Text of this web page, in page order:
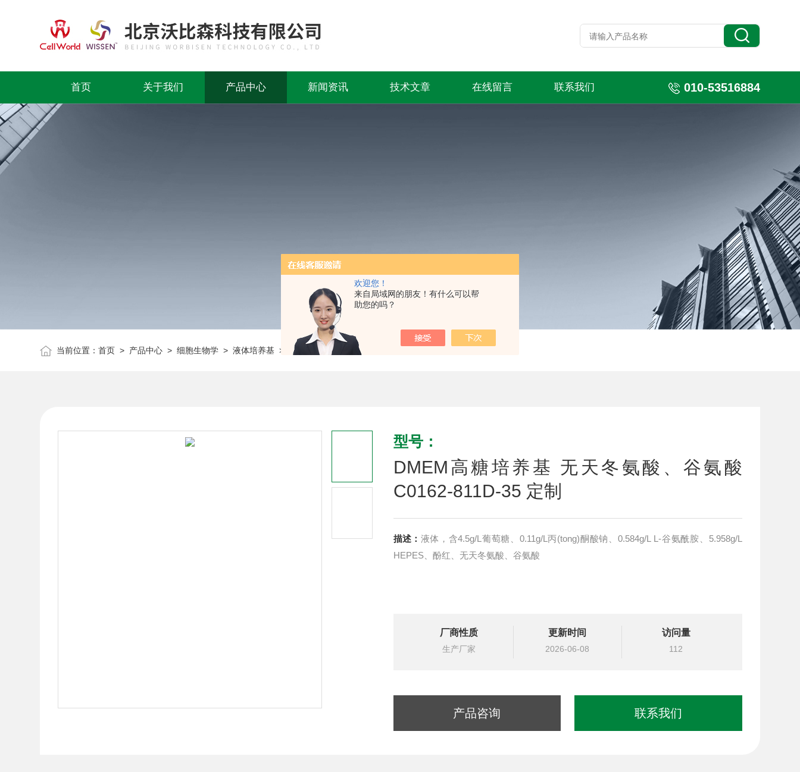
欢迎您！
来自局域网的朋友！有什么可以帮
助您的吗？
首页 关于我们 产品中心 新闻资讯 技术文章 在线留言 联系我们 010-53516884
当前位置：首页 > 产品中心 >细胞生物学 >液体培养基 > DMEM高糖培养基 无天冬氨酸、谷氨酸 C0162-811D-35 定制
型号：
DMEM高糖培养基 无天冬氨酸、谷氨酸
C0162-811D-35 定制
描述： 液体，含4.5g/L葡萄糖、0.11g/L丙(tong)酮酸钠、0.584g/L L-谷氨酰胺、5.958g/L
HEPES、酚红、无天冬氨酸、谷氨酸
厂商性质
生产厂家
更新时间
2026-06-08
访问量
112
产品咨询 联系我们